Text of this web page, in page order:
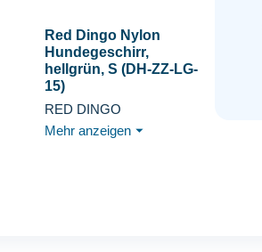
Red Dingo Nylon
Hundegeschirr,
hellgrün, S (DH-ZZ-LG-
15)
RED DINGO
Mehr anzeigen ⏷